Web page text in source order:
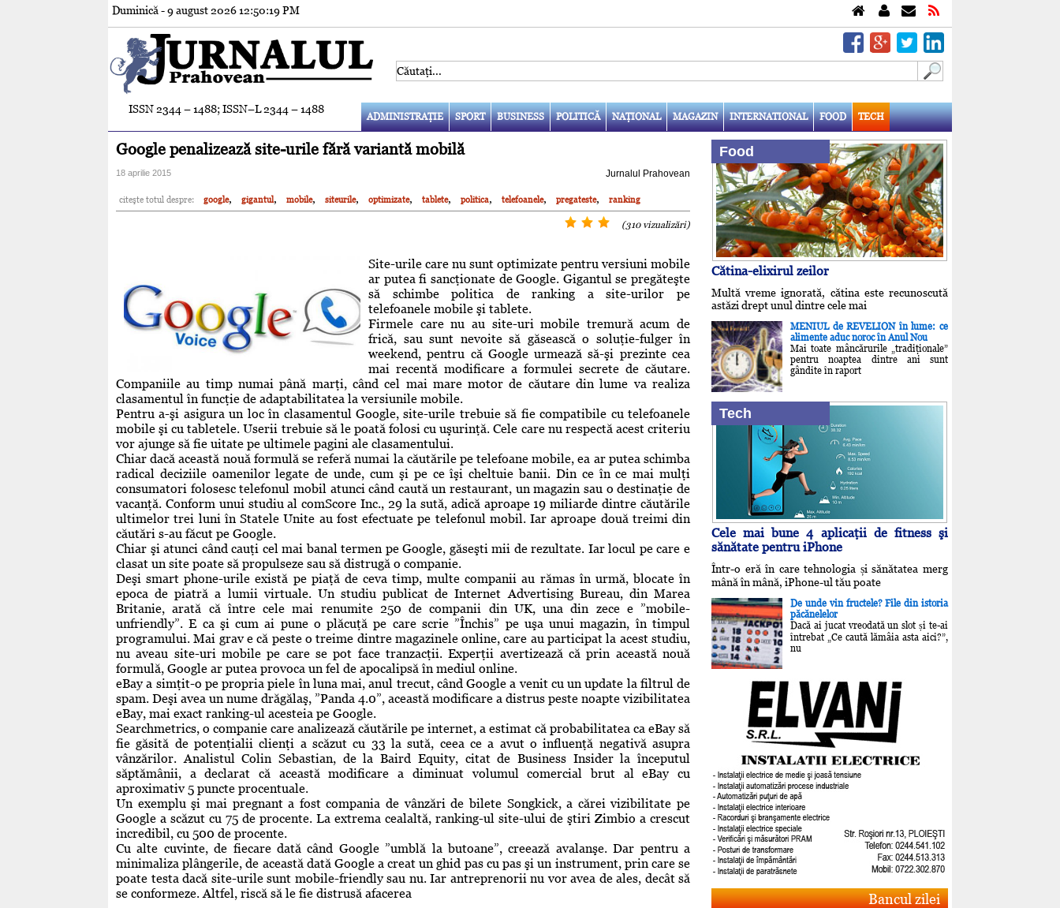
Duminică - 9 august 202612:50:20 PM
ISSN 2344 – 1488; ISSN–L 2344 – 1488
ADMINISTRAŢIE SPORT BUSINESS POLITICĂ NAŢIONAL MAGAZIN INTERNATIONAL FOOD TECH
Google penalizează site-urile fără variantă mobilă
18 aprilie 2015 Jurnalul Prahovean
citeşte totul despre: google, gigantul, mobile, siteurile, optimizate, tablete, politica, telefoanele, pregateste, ranking
(310 vizualizări)
Site-urile care nu sunt optimizate pentru versiuni mobile
ar putea fi sancţionate de Google. Gigantul se pregăteşte
să schimbe politica de ranking a site-urilor pe
telefoanele mobile şi tablete.
Firmele care nu au site-uri mobile tremură acum de
frică, sau sunt nevoite să găsească o soluţie-fulger în
weekend, pentru că Google urmează să-şi prezinte cea
mai recentă modificare a formulei secrete de căutare.
Companiile au timp numai până marţi, când cel mai mare motor de căutare din lume va realiza
clasamentul în funcţie de adaptabilitatea la versiunile mobile.
Pentru a-şi asigura un loc în clasamentul Google, site-urile trebuie să fie compatibile cu telefoanele
mobile şi cu tabletele. Userii trebuie să le poată folosi cu uşurinţă. Cele care nu respectă acest criteriu
vor ajunge să fie uitate pe ultimele pagini ale clasamentului.
Chiar dacă această nouă formulă se referă numai la căutările pe telefoane mobile, ea ar putea schimba
radical deciziile oamenilor legate de unde, cum şi pe ce îşi cheltuie banii. Din ce în ce mai mulţi
consumatori folosesc telefonul mobil atunci când caută un restaurant, un magazin sau o destinaţie de
vacanţă. Conform unui studiu al comScore Inc., 29 la sută, adică aproape 19 miliarde dintre căutările
ultimelor trei luni în Statele Unite au fost efectuate pe telefonul mobil. Iar aproape două treimi din
căutări s-au făcut pe Google.
Chiar şi atunci când cauţi cel mai banal termen pe Google, găseşti mii de rezultate. Iar locul pe care e
clasat un site poate să propulseze sau să distrugă o companie.
Deşi smart phone-urile există pe piaţă de ceva timp, multe companii au rămas în urmă, blocate în
epoca de piatră a lumii virtuale. Un studiu publicat de Internet Advertising Bureau, din Marea
Britanie, arată că între cele mai renumite 250 de companii din UK, una din zece e ”mobile-
unfriendly”. E ca şi cum ai pune o plăcuţă pe care scrie ”Închis” pe uşa unui magazin, în timpul
programului. Mai grav e că peste o treime dintre magazinele online, care au participat la acest studiu,
nu aveau site-uri mobile pe care se pot face tranzacţii. Experţii avertizează că prin această nouă
formulă, Google ar putea provoca un fel de apocalipsă în mediul online.
eBay a simţit-o pe propria piele în luna mai, anul trecut, când Google a venit cu un update la filtrul de
spam. Deşi avea un nume drăgălaş, ”Panda 4.0”, această modificare a distrus peste noapte vizibilitatea
eBay, mai exact ranking-ul acesteia pe Google.
Searchmetrics, o companie care analizează căutările pe internet, a estimat că probabilitatea ca eBay să
fie găsită de potenţialii clienţi a scăzut cu 33 la sută, ceea ce a avut o influenţă negativă asupra
vânzărilor. Analistul Colin Sebastian, de la Baird Equity, citat de Business Insider la începutul
săptămânii, a declarat că această modificare a diminuat volumul comercial brut al eBay cu
aproximativ 5 puncte procentuale.
Un exemplu şi mai pregnant a fost compania de vânzări de bilete Songkick, a cărei vizibilitate pe
Google a scăzut cu 75 de procente. La extrema cealaltă, ranking-ul site-ului de ştiri Zimbio a crescut
incredibil, cu 500 de procente.
Cu alte cuvinte, de fiecare dată când Google ”umblă la butoane”, creează avalanşe. Dar pentru a
minimaliza plângerile, de această dată Google a creat un ghid pas cu pas şi un instrument, prin care se
poate testa dacă site-urile sunt mobile-friendly sau nu. Iar antreprenorii nu vor avea de ales, decât să
se conformeze. Altfel, riscă să le fie distrusă afacerea
Food
Cătina-elixirul zeilor
Multă vreme ignorată, cătina este recunoscută
astăzi drept unul dintre cele mai
MENIUL de REVELION în lume: ce
alimente aduc noroc în Anul Nou
Mai toate mâncărurile „tradiţionale”
pentru noaptea dintre ani sunt
gândite în raport
Tech
Cele mai bune 4 aplicaţii de fitness şi
sănătate pentru iPhone
Într-o eră în care tehnologia și sănătatea merg
mână în mână, iPhone-ul tău poate
De unde vin fructele? File din istoria
păcănelelor
Dacă ai jucat vreodată un slot și te-ai
întrebat „Ce caută lămâia asta aici?”,
nu
Bancul zilei